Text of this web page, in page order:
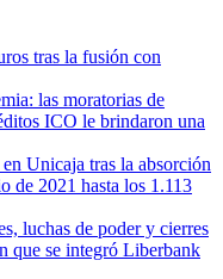
tras la fusión con
las moratorias de
ICO le brindaron una
Unicaja tras la absorción
de 2021 hasta los 1.113
luchas de poder y cierres
que se integró Liberbank